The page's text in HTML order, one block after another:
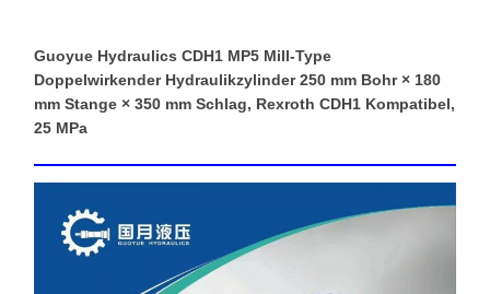
Guoyue Hydraulics CDH1 MP5 Mill-Type
Doppelwirkender Hydraulikzylinder 250 mm Bohr × 180
mm Stange × 350 mm Schlag, Rexroth CDH1 Kompatibel,
25 MPa